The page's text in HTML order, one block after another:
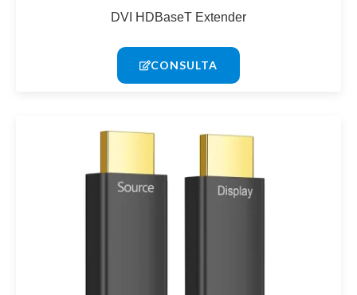
DVI HDBaseT Extender
CONSULTA